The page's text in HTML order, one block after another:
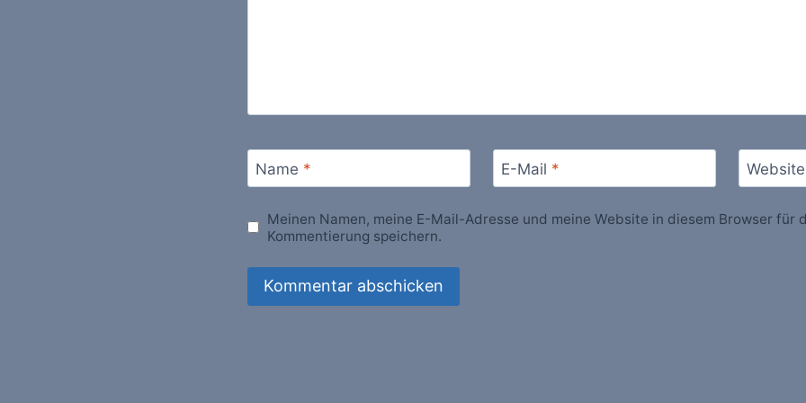
Name * E-Mail * Website
Meinen Namen, meine E-Mail-Adresse und meine Website in diesem Browser für
Kommentierung speichern.